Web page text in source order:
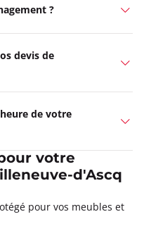
?
devis de
de votre
votre
d'Ascq
pour vos meubles et